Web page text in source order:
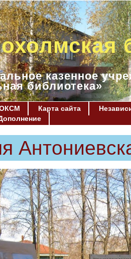
казенное
библиотека»
Карта сайта